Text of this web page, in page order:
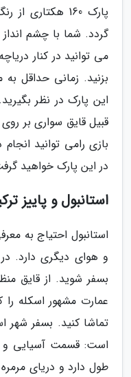
پارک 160
گردد. شما با چشم
می توانید در کنار
بزنید. زمانی حداقل
این پارک در نظر
قبیل قایق سواری بر
بازی رامی توانید
در این پارک خواهید
استانبول و پاییز
استانبول احتیاج به
و هوای دیگری دارد. در
بسفر شوید. از قایق
عمارت مشهور اسکله
طول دارد و دریای